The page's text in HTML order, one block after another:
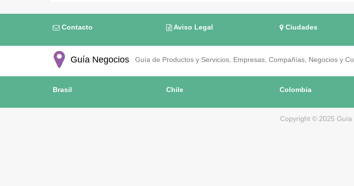
Contacto Aviso Legal Ciudades
Guía Negocios Guía de Productos y Servicios, Empresas, Compañías, Negocios y
Brasil Chile Colombia
Copyright © 2025 Guía